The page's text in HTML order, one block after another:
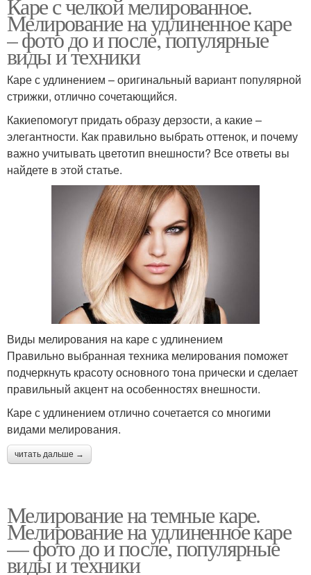
Мелирование на удлиненное каре
– фото до и после, популярные
виды и техники
Каре с удлинением – оригинальный вариант популярной
стрижки, отлично сочетающийся.
Какиепомогут придать образу дерзости, а какие –
элегантности. Как правильно выбрать оттенок, и почему
важно учитывать цветотип внешности? Все ответы вы
найдете в этой статье.
Виды мелирования на каре с удлинением
Правильно выбранная техника мелирования поможет
подчеркнуть красоту основного тона прически и сделает
правильный акцент на особенностях внешности.
Каре с удлинением отлично сочетается со многими
видами мелирования.
читать дальше →
Мелирование на темные каре.
Мелирование на удлиненное каре
— фото до и после, популярные
виды и техники